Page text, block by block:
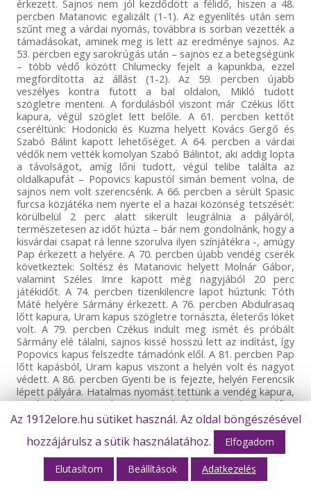
érkezett. Sajnos nem jól kezdődött a félidő, hiszen a 48.
percben Matanovic egalizált (1-1). Az egyenlítés után sem
szűnt meg a várdai nyomás, továbbra is sorban vezették a
támadásokat, aminek meg is lett az eredménye sajnos. Az
53. percben egy sarokrúgás után – sajnos ez a betegségünk
– több védő között Chlumecky fejelt a kapunkba, ezzel
megfordította az állást (1-2). Az 59. percben újabb
veszélyes kontra futott a bal oldalon, Mikló tudott
szögletre menteni. A fordulásból viszont már Czékus lőtt
kapura, végül szöglet lett belőle. A 61. percben kettőt
cseréltünk: Hodonicki és Kuzma helyett Kovács Gergő és
Szabó Bálint kapott lehetőséget. A 64. percben a várdai
védők nem vették komolyan Szabó Bálintot, aki addig lopta
a távolságot, amíg lőni tudott, végül telibe találta az
oldalkapufát – Popovics kapustól simán bement volna, de
sajnos nem volt szerencsénk. A 66. percben a sérült Spasic
furcsa közjátéka nem nyerte el a hazai közönség tetszését:
körülbelül 2 perc alatt sikerült leugrálnia a pályáról,
természetesen az időt húzta – bár nem gondolnánk, hogy a
kisvárdai csapat rá lenne szorulva ilyen színjátékra -, amúgy
Pap érkezett a helyére. A 70. percben újabb vendég cserék
következtek: Soltész és Matanovic helyett Molnár Gábor,
valamint Széles Imre kapott még nagyjából 20 perc
játékidőt. A 74. percben tizenkilencre lapot húztunk: Tóth
Máté helyére Sármány érkezett. A 76. percben Abdulrasaq
lőtt kapura, Uram kapus szögletre tornászta, életerős löket
volt. A 79. percben Czékus indult meg ismét és próbált
Sármány elé tálalni, sajnos kissé hosszú lett az indítást, így
Popovics kapus felszedte támadónk elől. A 81. percben Pap
lőtt kapásból, Uram kapus viszont a helyén volt és nagyot
védett. A 86. percben Gyenti be is fejezte, helyén Ferencsik
lépett pályára. Hatalmas nyomást tettünk a vendég kapura,
amelynek meg is lett az eredménye, egy kapu előtti
kavarodást kihasználva Czékus kaparintotta meg a labdát
és könyörtelenül a hálóba bombázott (2-2). A 90. percben
újabb várdai támadás végén Uram védett egy óriásit, bár
már kezezést mutatott a játékvezető, tehát nem lett volna
érvényes gól. A rende játékidő letelte után 4 percet
hosszabbítás következett, de már nem változott az
Az 1912elore.hu sütiket használ. Az oldal böngészésével
hozzájárulsz a sütik használatához.
Elfogadom
Elutasítom Beállítások Adatkezelés